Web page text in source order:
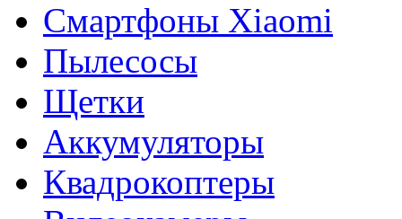
Смартфоны Xiaomi
Пылесосы
Щетки
Аккумуляторы
Квадрокоптеры